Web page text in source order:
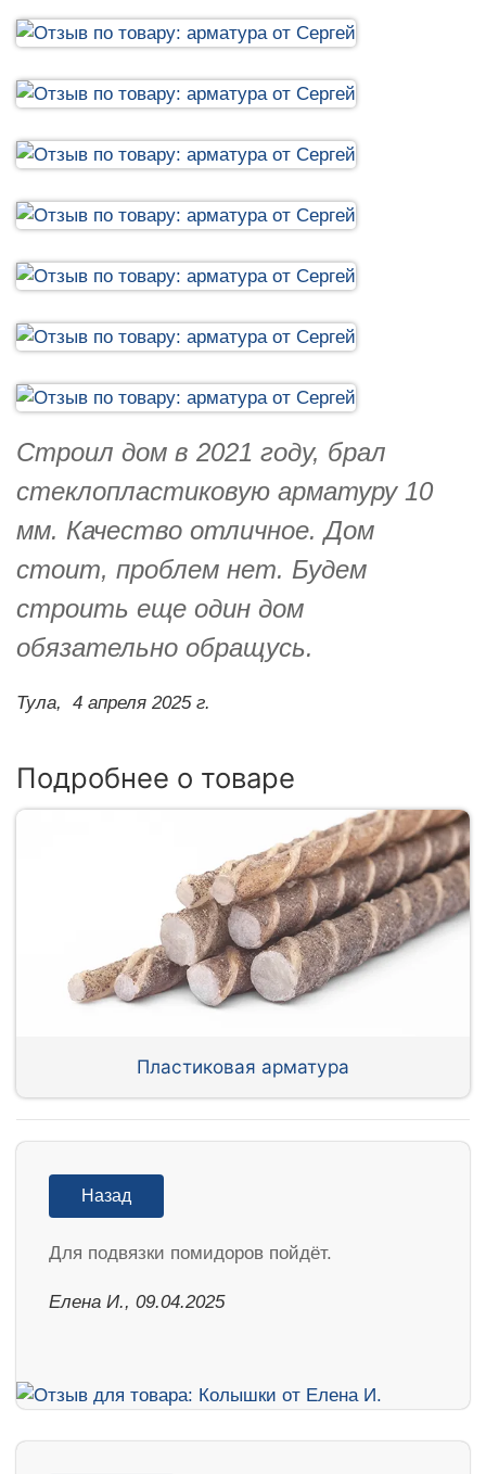
Строил дом в 2021 году, брал
стеклопластиковую арматуру 10
мм. Качество отличное. Дом
стоит, проблем нет. Будем
строить еще один дом
обязательно обращусь.
Тула, 4 апреля 2025 г.
Подробнее о товаре
Пластиковая арматура
Назад
Для подвязки помидоров пойдёт.
Елена И., 09.04.2025